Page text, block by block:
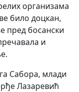
организама
било доцкан,
пред босански
и
Сабора, млади
Лазаревић